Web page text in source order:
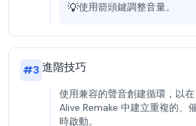
💡使用箭頭鍵調整音量。
#3進階技巧
使用兼容的聲音創建循環，以
Alive Remake 中建立重複的、
時啟動。